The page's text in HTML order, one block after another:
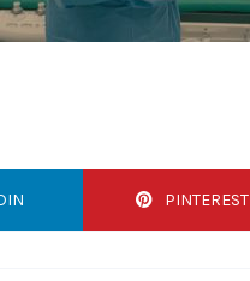
PINTEREST